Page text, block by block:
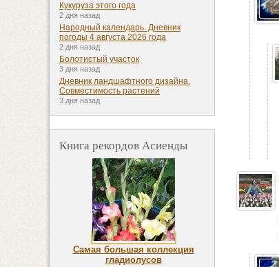
Кукуруза этого года
2 дня назад
Народный календарь. Дневник
погоды 4 августа 2026 года
2 дня назад
Болотистый участок
3 дня назад
Дневник ландшафтного дизайна.
Совместимость растений
3 дня назад
Книга рекордов Асиенды
Самая большая коллекция
гладиолусов